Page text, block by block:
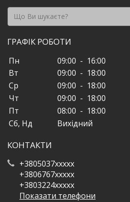
ГРАФІК РОБОТИ
Пн
09:00 - 16:00
Вт
09:00 - 18:00
Ср
09:00 - 18:00
Чт
09:00 - 18:00
Пт
08:00 - 18:00
Сб, Нд
Вихідний
КОНТАКТИ
+3805037xxxxx
+3806767xxxxx
+3803224xxxxx
Показати телефони